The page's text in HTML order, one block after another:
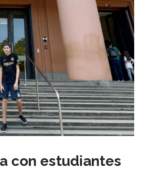
con estudiantes